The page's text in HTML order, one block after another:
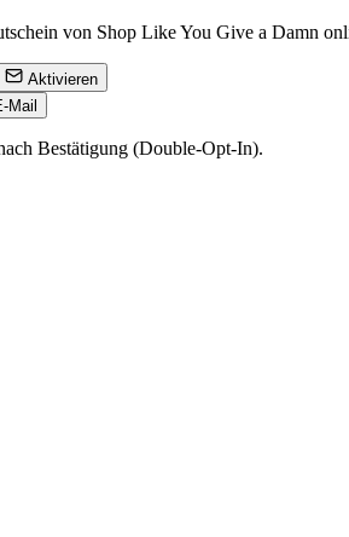
von Shop Like You Give a Damn
Aktivieren
Mail
Bestätigung (Double-Opt-In).